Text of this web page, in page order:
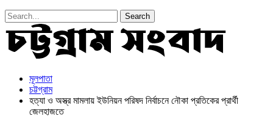
মূলপাতা
চট্টগ্রাম
হত্যা ও অস্ত্র মামলায় ইউনিয়ন পরিষদ নির্বাচনে নৌকা প্রতিকের প্রার্থী
জেলহাজতে